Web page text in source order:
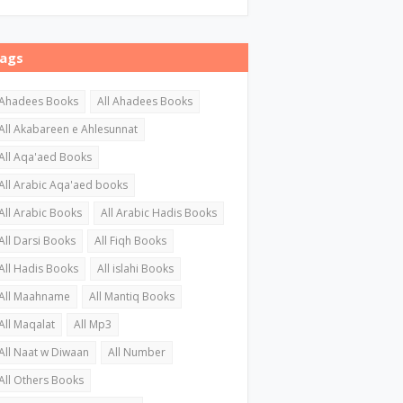
Books
All Ahadees Books
Akabareen e Ahlesunnat
Aqa'aed Books
Arabic Aqa'aed books
Arabic Books
All Arabic Hadis Books
Darsi Books
All Fiqh Books
Hadis Books
All islahi Books
Maahname
All Mantiq Books
Maqalat
All Mp3
Naat w Diwaan
All Number
Others Books